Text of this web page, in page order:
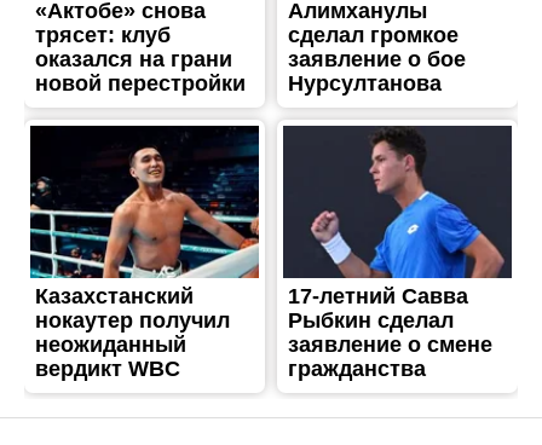
ЖИТТЯ
У селищі
Червоногригорівка під час
пожежі виявили тіло
жінки
Опубліковано12.06.2023